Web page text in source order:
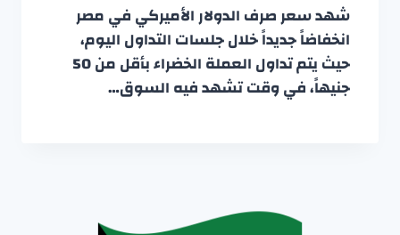
شهد سعر صرف الدولار الأميركي في مصر
انخفاضاً جديداً خلال جلسات التداول اليوم،
حيث يتم تداول العملة الخضراء بأقل من 50
جنيهاً، في وقت تشهد فيه السوق…